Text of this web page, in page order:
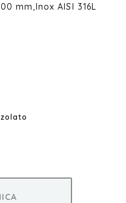
mm,Inox AISI 316L